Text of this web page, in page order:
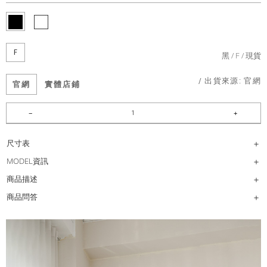
F 黑 F 現貨
官網 實體店鋪 / 出貨來源:官網
尺寸表
MODEL資訊
商品描述
商品問答